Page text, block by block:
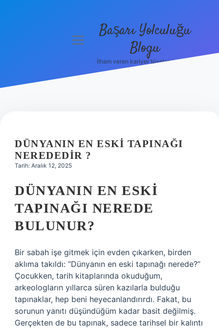
Hakkımızda
menüyüBaşarı Yolculuğu
Blogu
İlham veren kariyer tüyoları burada!
DÜNYANIN EN ESKI TAPINAĞI
NEREDEDIR ?
Tarih: Aralık 12, 2025
DÜNYANIN EN ESKI
TAPINAĞI NEREDE
BULUNUR?
Bir sabah işe gitmek için evden çıkarken, birden
aklıma takıldı: “Dünyanın en eski tapınağı nerede?”
Çocukken, tarih kitaplarında okuduğum,
arkeologların yıllarca süren kazılarla bulduğu
tapınaklar, hep beni heyecanlandırırdı. Fakat, bu
sorunun yanıtı düşündüğüm kadar basit değilmiş.
Gerçekten de bu tapınak, sadece tarihsel bir kalıntı